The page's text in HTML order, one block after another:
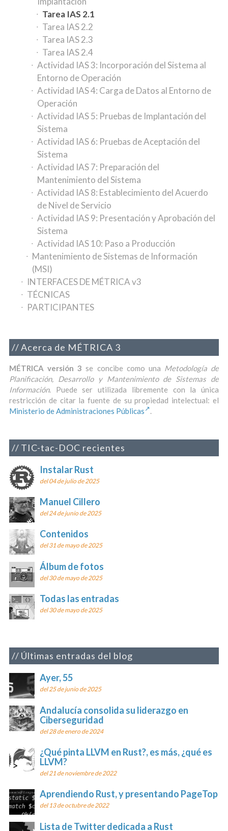
Tarea IAS 2.1
Tarea IAS 2.2
Tarea IAS 2.3
Tarea IAS 2.4
Actividad IAS 3: Incorporación del Sistema al
Entorno de Operación
Actividad IAS 4: Carga de Datos al Entorno de
Operación
Actividad IAS 5: Pruebas de Implantación del
Sistema
Actividad IAS 6: Pruebas de Aceptación del
Sistema
Actividad IAS 7: Preparación del
Mantenimiento del Sistema
Actividad IAS 8: Establecimiento del Acuerdo
de Nivel de Servicio
Actividad IAS 9: Presentación y Aprobación del
Sistema
Actividad IAS 10: Paso a Producción
Mantenimiento de Sistemas de Información
(MSI)
INTERFACES DE MÉTRICA v3
TÉCNICAS
PARTICIPANTES
Acerca de MÉTRICA 3
MÉTRICA versión 3 se concibe como una Metodología de
Planificación, Desarrollo y Mantenimiento de Sistemas de
Información. Puede ser utilizada libremente con la única
restricción de citar la fuente de su propiedad intelectual: el
Ministerio de Administraciones Públicas
.
TIC-tac-DOC recientes
Instalar Rust
del 04 de julio de 2025
Manuel Cillero
del 24 de junio de 2025
Contenidos
del 31 de mayo de 2025
Álbum de fotos
del 30 de mayo de 2025
Todas las entradas
del 30 de mayo de 2025
Últimas entradas del blog
Ayer, 55
del 25 de junio de 2025
Andalucía consolida su liderazgo en
Ciberseguridad
del 28 de enero de 2024
¿Qué pinta LLVM en Rust?, es más, ¿qué es
LLVM?
del 21 de noviembre de 2022
Aprendiendo Rust, y presentando PageTop
del 13 de octubre de 2022
Lista de Twitter dedicada a Rust